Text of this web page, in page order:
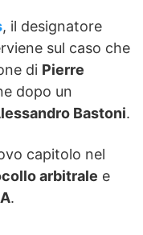
, il designatore
sul caso che
di Pierre
dopo un
Bastoni.
capitolo nel
arbitrale e
.